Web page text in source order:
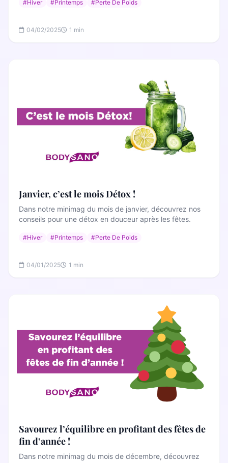
#Hiver #Printemps #Perte De Poids
04/02/2025 1 min
Janvier, c’est le mois Détox !
Dans notre minimag du mois de janvier, découvrez nos
conseils pour une détox en douceur après les fêtes.
#Hiver #Printemps #Perte De Poids
04/01/2025 1 min
Savourez l’équilibre en profitant des fêtes de
fin d’année !
Dans notre minimag du mois de décembre, découvrez